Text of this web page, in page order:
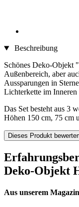
Beschreibung
Schönes Deko-Objekt
Außenbereich, aber
Aussparungen in
Lichterkette im
Das Set besteht aus 3
Höhen 150 cm, 75 cm
Dieses Produkt
Deko-Objekt
Aus unserem